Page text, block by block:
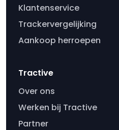
Klantenservice
Trackervergelijking
Aankoop herroepen
Tractive
Over ons
Werken bij Tractive
Partner